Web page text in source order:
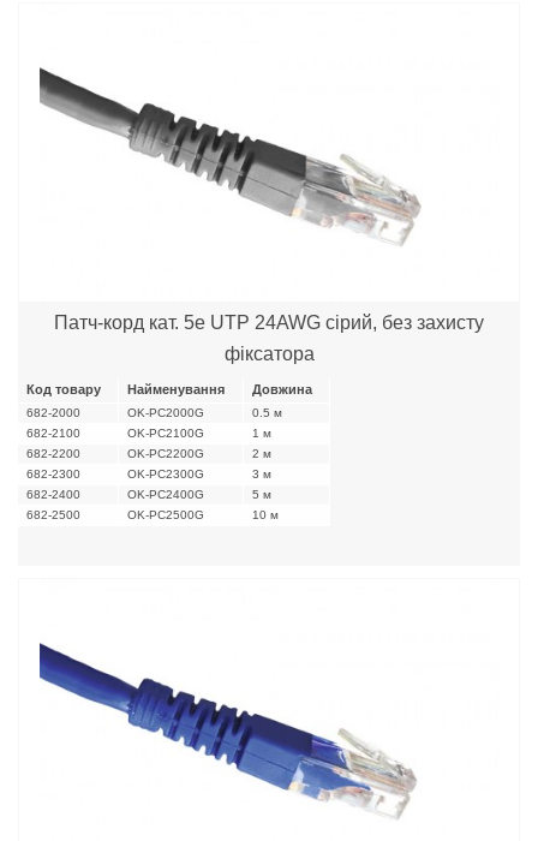
Патч-корд кат. 5е UTP 24AWG сірий, без захисту
фіксатора
Код товару Найменування Довжина
682-2000 OK-PC2000G
0.5 м
682-2100
OK-PC2100G
1 м
682-2200
OK-PC2200G
2 м
682-2300
OK-PC2300G
3 м
682-2400
OK-PC2400G
5 м
682-2500
OK-PC2500G 10 м